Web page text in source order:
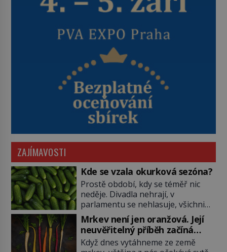
ZAJÍMAVOSTI
Kde se vzala okurková sezóna?
Prostě období, kdy se téměř nic
neděje. Divadla nehrají, v
parlamentu se nehlasuje, všichni
jsou na dovolené a média tak
nemají o čem mluvit a psát. A
vymýšlejí si proto témata, které
nikoho nezajímají. Proč je však ona
Mrkev není jen oranžová. Její
neuvěřitelný příběh začíná
fialovou barvou
Když dnes vytáhneme ze země